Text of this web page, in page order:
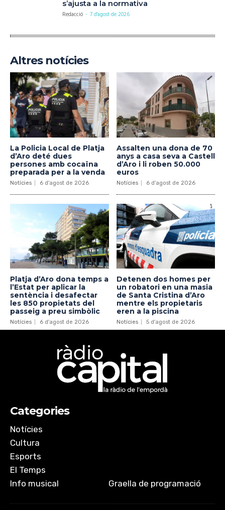
s’ajusta a la normativa
Redacció - 7 d'agost de 2026
Altres notícies
La Policia Local de Platja
d’Aro deté dues
persones amb cocaïna
preparada per a la venda
Notícies 6 d'agost de 2026
Assalten una dona de 70
anys a casa seva a Castell
d’Aro i li roben 50.000
euros
Notícies 6 d'agost de 2026
Platja d’Aro dona temps a
l’Estat per aplicar la
sentència i desafectar
les 850 propietats del
passeig a preu simbòlic
Notícies 6 d'agost de 2026
Detenen dos homes per
un robatori en una masia
de Santa Cristina d’Aro
mentre els propietaris
eren a la piscina
Notícies 5 d'agost de 2026
Categories
Notícies
Cultura
Esports
El Temps
Info musical
Graella de programació